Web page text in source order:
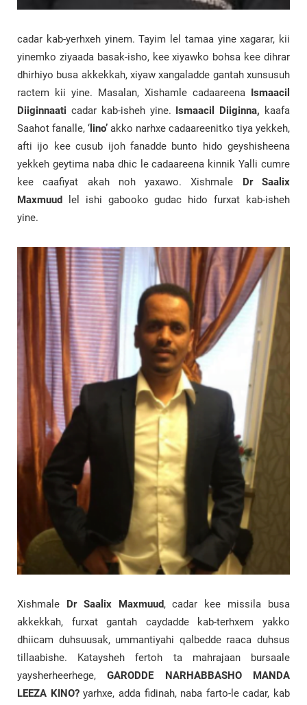
cadar kab-yerhxeh yinem. Tayim lel tamaa yine xagarar, kii
yinemko ziyaada basak-isho, kee xiyawko bohsa kee dihrar
dhirhiyo busa akkekkah, xiyaw xangaladde gantah xunsusuh
ractem kii yine. Masalan, Xishamle cadaareena Ismaacil
Diiginnaati cadar kab-isheh yine. Ismaacil Diiginna, kaafa
Saahot fanalle, ‘ lino’ akko narhxe cadaareenitko tiya yekkeh,
afti ijo kee cusub ijoh fanadde bunto hido geyshisheena
yekkeh geytima naba dhic le cadaareena kinnik Yalli cumre
kee caafiyat akah noh yaxawo. Xishmale Dr Saalix
Maxmuud lel ishi gabooko gudac hido furxat kab-isheh
yine.
Xishmale Dr Saalix Maxmuud, cadar kee missila busa
akkekkah, furxat gantah caydadde kab-terhxem yakko
dhiicam duhsuusak, ummantiyahi qalbedde raaca duhsus
tillaabishe. Kataysheh fertoh ta mahrajaan bursaale
yaysherheerhege,GARODDE NARHABBASHO MANDA
LEEZA KINO?yarhxe, adda fidinah, naba farto-le cadar, kab